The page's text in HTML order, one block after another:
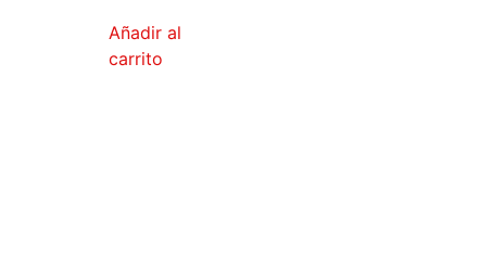
Añadir al
carrito